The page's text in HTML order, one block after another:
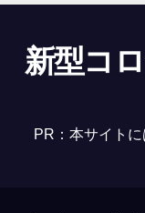
新型コ
PR：本サイト